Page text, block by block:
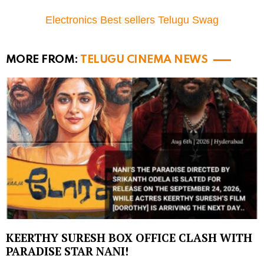
Electronics Best sellers Telugu Swag
MORE FROM: TELUGU CINEMA NEWS
KEERTHY SURESH BOX OFFICE CLASH WITH
PARADISE STAR NANI!